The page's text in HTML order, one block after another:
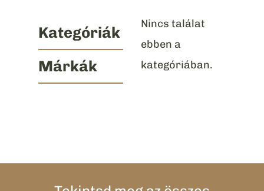
Kategóriák
Márkák
Nincs találat
ebben a
kategóriában.